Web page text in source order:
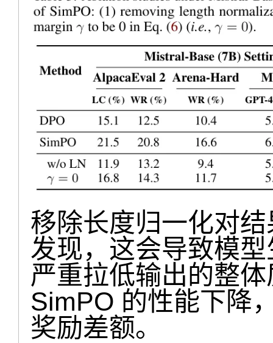
移除长度归一化对
发现，这会导致模
严重拉低输出的整
SimPO 的性能下降
奖励差额。